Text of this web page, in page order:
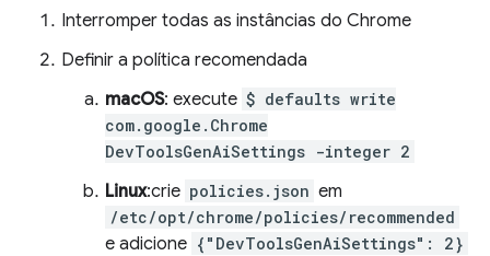
Interromper todas as instâncias do Chrome
Definir a política recomendada
macOS: execute $ defaults write
com.google.Chrome
DevToolsGenAiSettings -integer 2
Linux:crie policies.json em
/etc/opt/chrome/policies/recommended
e adicione {"DevToolsGenAiSettings": 2}